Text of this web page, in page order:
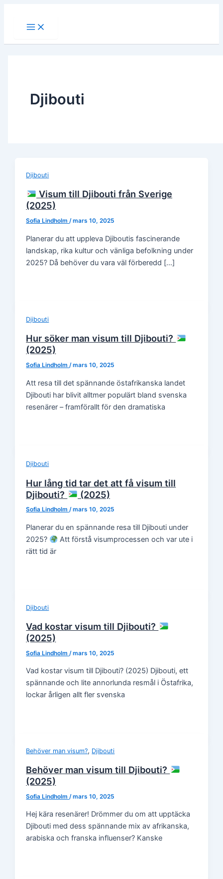
Main
Menu
Djibouti
Djibouti
Visum till Djibouti från Sverige
(2025)
Sofia Lindholm/mars 10, 2025
Planerar du att uppleva Djiboutis fascinerande
landskap, rika kultur och vänliga befolkning under
2025? Då behöver du vara väl förberedd […]
Djibouti
Hur söker man visum till Djibouti?
(2025)
Sofia Lindholm/mars 10, 2025
Att resa till det spännande östafrikanska landet
Djibouti har blivit alltmer populärt bland svenska
resenärer – framförallt för den dramatiska
Djibouti
Hur lång tid tar det att få visum till
Djibouti?
(2025)
Sofia Lindholm/mars 10, 2025
Planerar du en spännande resa till Djibouti under
2025?
Att förstå visumprocessen och var ute i
rätt tid är
Djibouti
Vad kostar visum till Djibouti?
(2025)
Sofia Lindholm /mars 10, 2025
Vad kostar visum till Djibouti? (2025) Djibouti, ett
spännande och lite annorlunda resmål i Östafrika,
lockar årligen allt fler svenska
Behöver man visum?, Djibouti
Behöver man visum till Djibouti?
(2025)
Sofia Lindholm /mars 10, 2025
Hej kära resenärer! Drömmer du om att upptäcka
Djibouti med dess spännande mix av afrikanska,
arabiska och franska influenser? Kanske